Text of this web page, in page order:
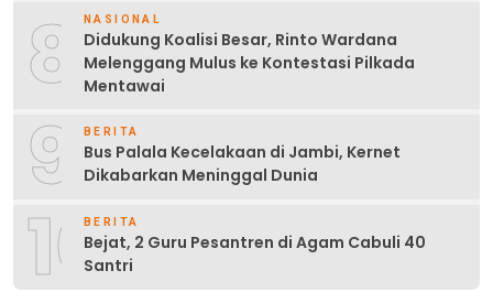
8 NASIONAL
Didukung Koalisi Besar, Rinto Wardana
Melenggang Mulus ke Kontestasi Pilkada
Mentawai
9 BERITA
Bus Palala Kecelakaan di Jambi, Kernet
Dikabarkan Meninggal Dunia
10BERITA
Bejat, 2 Guru Pesantren di Agam Cabuli 40
Santri